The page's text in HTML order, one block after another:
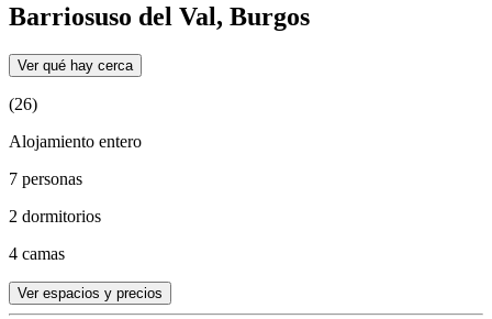
Barriosuso del Val, Burgos
Ver qué hay cerca
(26)
Alojamiento entero
7 personas
2 dormitorios
4 camas
Ver espacios y precios